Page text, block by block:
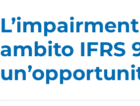
ambito IFRS